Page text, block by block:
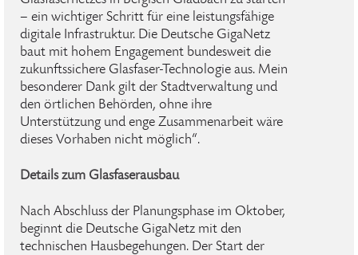
– ein wichtiger Schritt für eine leistungsfähige
digitale Infrastruktur. Die Deutsche GigaNetz
baut mit hohem Engagement bundesweit die
zukunftssichere Glasfaser-Technologie aus. Mein
besonderer Dank gilt der Stadtverwaltung und
den örtlichen Behörden, ohne ihre
Unterstützung und enge Zusammenarbeit wäre
dieses Vorhaben nicht möglich“.
Details zum Glasfaserausbau
Nach Abschluss der Planungsphase im Oktober,
beginnt die Deutsche GigaNetz mit den
technischen Hausbegehungen. Der Start der